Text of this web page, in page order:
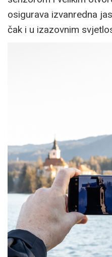
osigurava izvanredna
čak i u izazovnim